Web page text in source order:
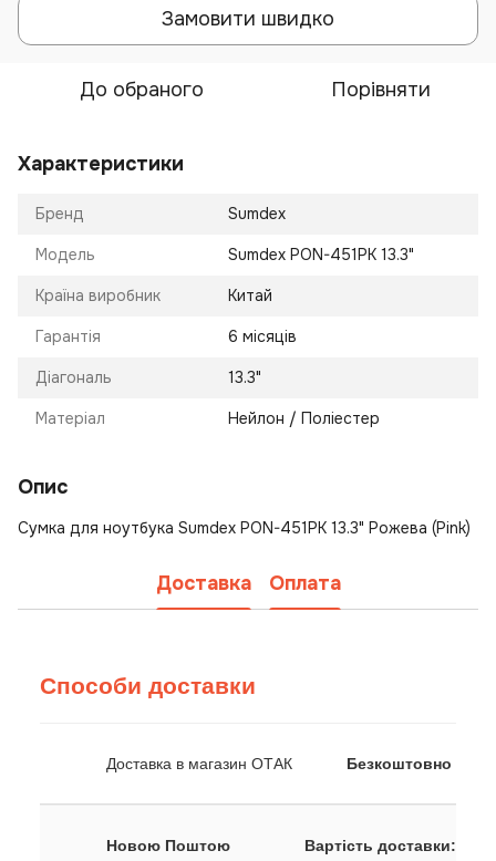
Замовити швидко
До обраного Порівняти
Характеристики
Бренд Sumdex
Модель Sumdex PON-451PK 13.3"
Країна виробник Китай
Гарантія 6 місяців
Діагональ 13.3"
Матеріал Нейлон / Поліестер
Опис
Сумка для ноутбука Sumdex PON-451PK 13.3" Рожева (Pink)
Доставка Оплата
Способи доставки
Доставка в магазин ОТАК Безкоштовно
Новою Поштою Вартість доставки: